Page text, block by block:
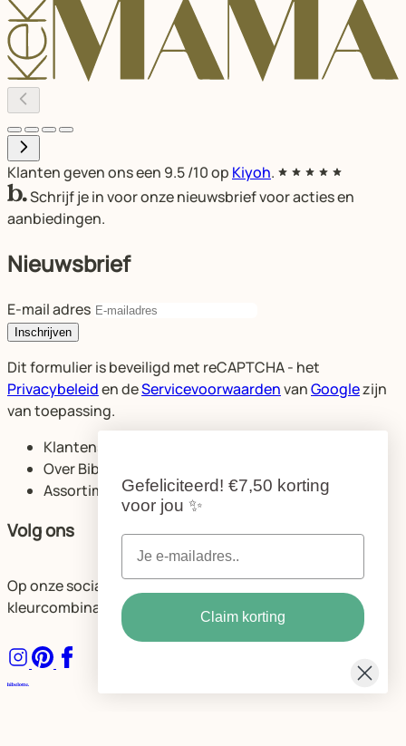
Klanten geven ons een 9.5/10 op Kiyoh.
Schrijf je in voor onze nieuwsbrief voor acties en
aanbiedingen.
Nieuwsbrief
E-mail adres
Inschrijven
Dit formulier is beveiligd met reCAPTCHA - het
Privacybeleiden deServicevoorwaardenvanGooglezijn
van toepassing.
Klantenservice
Over Bibelotte
Assortiment
Volg ons
Op onze socials delen we volop ideeën voor de mooiste
kleurcombinaties en ruimtes.
Gefeliciteerd! €7,50 korting
voor jou ✨
Claim korting